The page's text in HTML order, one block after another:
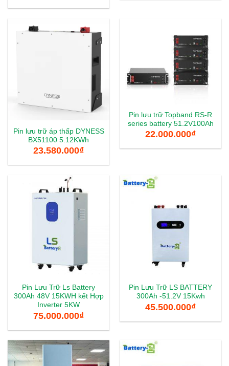
Pin lưu trữ áp thấp DYNESS
BX51100 5.12KWh
23.580.000₫
Pin lưu trữ Topband RS-R
series battery 51.2V100Ah
22.000.000₫
Pin Lưu Trữ Ls Battery
300Ah 48V 15KWH kết Hợp
Inverter 5KW
75.000.000₫
Pin Lưu Trữ LS BATTERY
300Ah -51.2V 15Kwh
45.500.000₫